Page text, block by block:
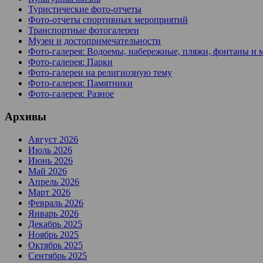
Туристические фото-отчеты
Фото-отчеты спортивных мероприятий
Транспортные фотогалереи
Музеи и достопримечательности
Фото-галерея: Водоемы, набережные, пляжи, фонтаны и
Фото-галерея: Парки
Фото-галереи на религиозную тему
Фото-галерея: Памятники
Фото-галерея: Разное
Архивы
Август 2026
Июль 2026
Июнь 2026
Май 2026
Апрель 2026
Март 2026
Февраль 2026
Январь 2026
Декабрь 2025
Ноябрь 2025
Октябрь 2025
Сентябрь 2025